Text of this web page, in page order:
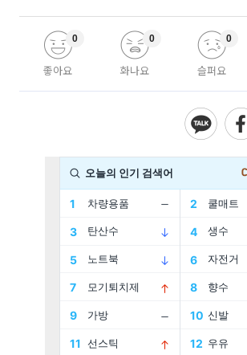
좋아요
0
화나요
0
슬퍼요
0